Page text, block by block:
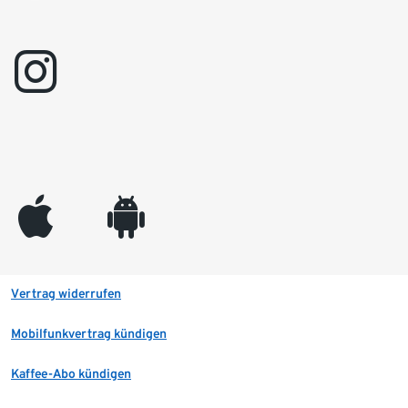
instagram
appleinc android
Vertrag widerrufen
Mobilfunkvertrag kündigen
Kaffee-Abo kündigen